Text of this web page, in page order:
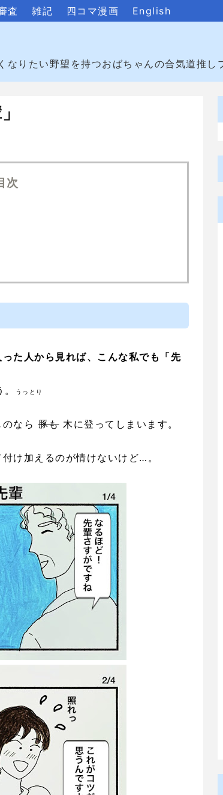
査 雑記 四コマ漫画 English
りたい野望を持つおばちゃんの合気道推し
次
った人から見れば、こんな私でも「先
うっとり
のなら豚も木に登ってしまいます。
け加えるのが情けないけど…。